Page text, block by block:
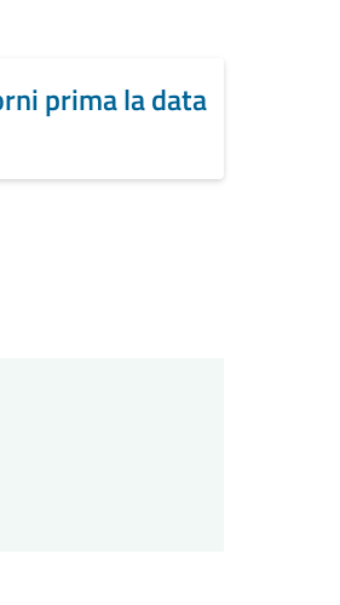
prima la data